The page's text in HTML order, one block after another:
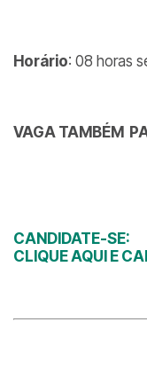
Horário: 08 horas
VAGA TAMBÉM
CANDIDATE-SE:
CLIQUE AQUI E